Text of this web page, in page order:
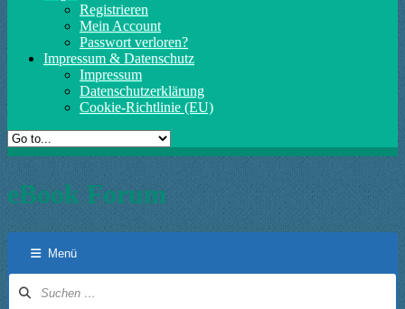
Registrieren
Mein Account
Passwort verloren?
Impressum & Datenschutz
Impressum
Datenschutzerklärung
Cookie-Richtlinie (EU)
eBook Forum
Menü
Navigation